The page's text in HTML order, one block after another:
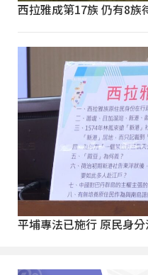
西拉雅成第17族 仍有8族
平埔專法已施行 原民身